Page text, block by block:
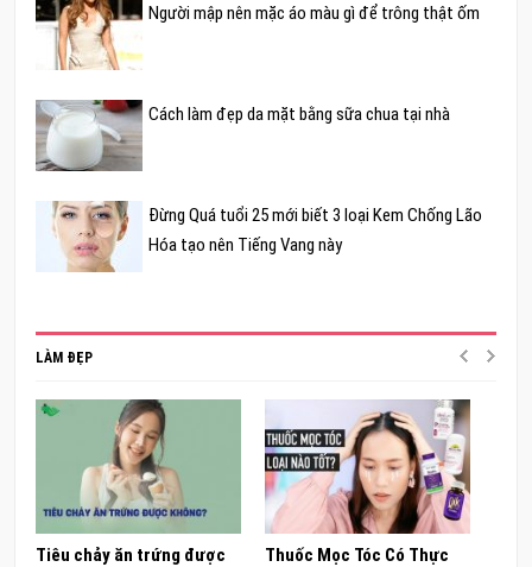
Người mập nên mặc áo màu gì để trông thật ốm
Cách làm đẹp da mặt bằng sữa chua tại nhà
Đừng Quá tuổi 25 mới biết 3 loại Kem Chống Lão
Hóa tạo nên Tiếng Vang này
LÀM ĐẸP
Tiêu chảy ăn trứng được Thuốc Mọc Tóc Có Thực